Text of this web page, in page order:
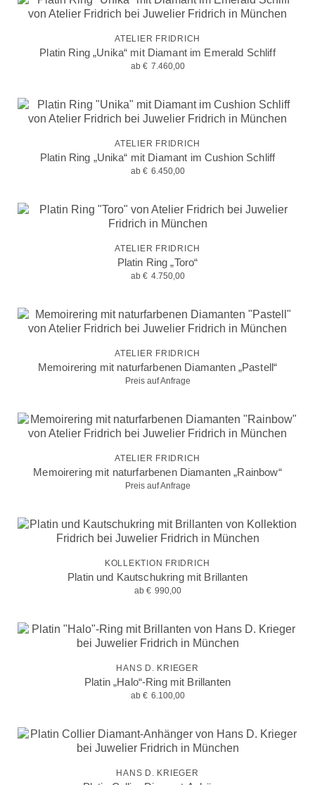
ATELIER FRIDRICH
Platin Ring „Unika“ mit Diamant im Emerald Schliff
ab € 7.460,00
ATELIER FRIDRICH
Platin Ring „Unika“ mit Diamant im Cushion Schliff
ab € 6.450,00
ATELIER FRIDRICH
Platin Ring „Toro“
ab € 4.750,00
ATELIER FRIDRICH
Memoirering mit naturfarbenen Diamanten „Pastell“
Preis auf Anfrage
ATELIER FRIDRICH
Memoirering mit naturfarbenen Diamanten „Rainbow“
Preis auf Anfrage
KOLLEKTION FRIDRICH
Platin und Kautschukring mit Brillanten
ab € 990,00
HANS D. KRIEGER
Platin „Halo“-Ring mit Brillanten
ab € 6.100,00
HANS D. KRIEGER